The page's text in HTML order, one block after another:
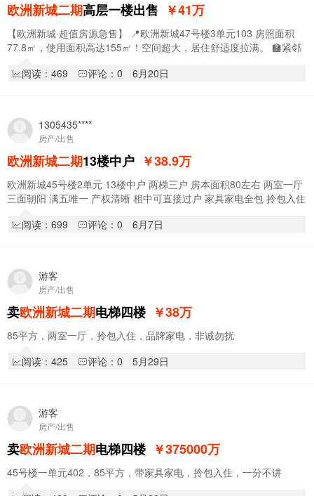
欧洲新城二期高层一楼出售 ￥41万
【欧洲新城·超值房源急售】 📍欧洲新城47号楼3单元103 房照面积
77.8㎡，使用面积高达155㎡！空间超大，居住舒适度拉满。 🏫紧邻
阅读：469
评论：0 6月20日
1305435****
房产/出售
欧洲新城二期13楼中户 ￥38.9万
欧洲新城45号楼2单元 13楼中户 两梯三户 房本面积80左右 两室一厅
三面朝阳 满五唯一 产权清晰 相中可直接过户 家具家电全包 拎包入住
阅读：699
评论：0 6月7日
游客
房产/出售
卖欧洲新城二期电梯四楼 ￥38万
85平方，两室一厅，拎包入住，品牌家电，非诚勿扰
阅读：425
评论：0 5月29日
游客
房产/出售
卖欧洲新城二期电梯四楼 ￥375000万
45号楼一单元402，85平方，带家具家电，拎包入住，一分不讲